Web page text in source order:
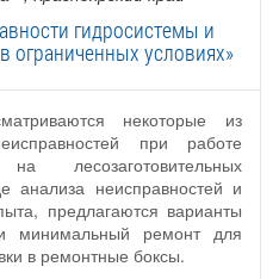
гидросистемы и
ограниченных условиях»
некоторые из
при работе
лесозаготовительных
анализа неисправностей и
предлагаются варианты
минимальный ремонт для
в ремонтные боксы.